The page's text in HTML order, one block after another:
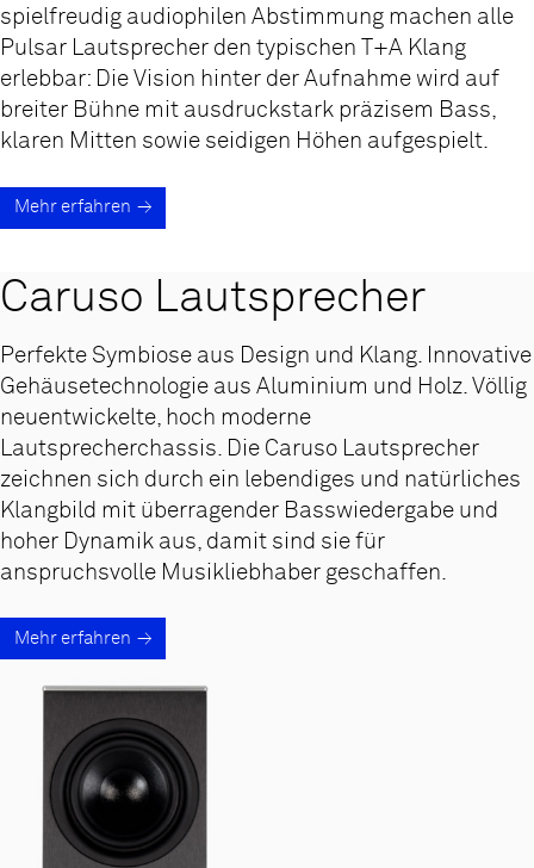
spielfreudig audiophilen Abstimmung machen alle
Pulsar Lautsprecher den typischen T+A Klang
erlebbar: Die Vision hinter der Aufnahme wird auf
breiter Bühne mit ausdruckstark präzisem Bass,
klaren Mitten sowie seidigen Höhen aufgespielt.
Mehr erfahren
Caruso Laut­sprecher
Perfekte Symbiose aus Design und Klang. Innovative
Gehäusetechnologie aus Aluminium und Holz. Völlig
neuentwickelte, hoch moderne
Lautsprecherchassis. Die Caruso Lautsprecher
zeichnen sich durch ein lebendiges und natürliches
Klangbild mit überragender Basswiedergabe und
hoher Dynamik aus, damit sind sie für
anspruchsvolle Musikliebhaber geschaffen.
Mehr erfahren